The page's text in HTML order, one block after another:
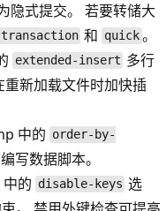
隐式提交。 若要转储大
和 quick。
extended-insert 多行
新加载文件时加快插
中的 order-by-
写数据脚本。
的 disable-keys 选